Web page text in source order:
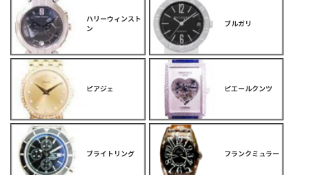
ハリーウィンスト
ン
ブルガリ
ピアジェ ピエールクンツ
ブライトリング フランクミュラー